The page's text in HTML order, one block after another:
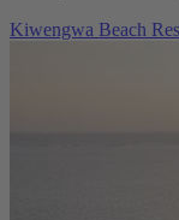
Kiwengwa Beach